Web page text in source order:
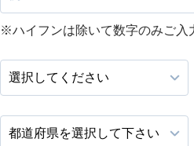
※ハイフンは除いて数字のみご入